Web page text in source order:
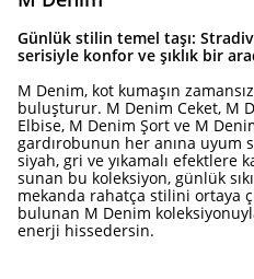
Günlük stilin temel taşı:
serisiyle konfor ve şıklık bir
M Denim, kot kumaşın
buluşturur. M Denim Ceket, M
Elbise, M Denim Şort ve M
gardırobunun her anına uyum
siyah, gri ve yıkamalı efektlere
sunan bu koleksiyon, günlük
mekanda rahatça stilini ortaya
bulunan M Denim
enerji hissedersin.